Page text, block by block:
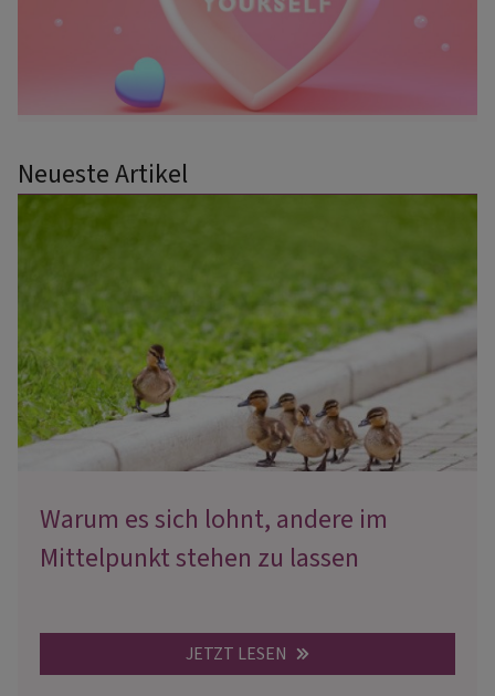
Neueste Artikel
Warum es sich lohnt, andere im
Mittelpunkt stehen zu lassen
JETZT LESEN